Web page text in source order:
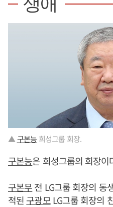
생애
▲구본능 희성그룹 회장.
구본능은 희성그룹의 회장이
구본무전 LG그룹 회장의 동
적된 구광모LG그룹 회장의